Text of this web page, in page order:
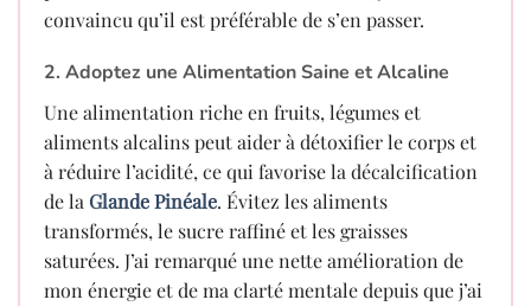
convaincu qu’il est préférable de s’en passer.
2. Adoptez une Alimentation Saine et Alcaline
Une alimentation riche en fruits, légumes et
aliments alcalins peut aider à détoxifier le corps et
à réduire l’acidité, ce qui favorise la décalcification
de la Glande Pinéale. Évitez les aliments
transformés, le sucre raffiné et les graisses
saturées. J’ai remarqué une nette amélioration de
mon énergie et de ma clarté mentale depuis que j’ai